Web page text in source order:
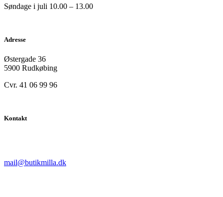
Søndage i juli 10.00 – 13.00
Adresse
Østergade 36
5900 Rudkøbing
Cvr. 41 06 99 96
Kontakt
mail@butikmilla.dk